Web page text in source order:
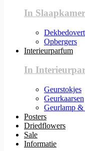
In Slaapkamer
Opbergers
Interieurparfum
In
Geurstokjes
Geurkaarsen
Geurlamp &
Posters
Driedflowers
Sale
Informatie